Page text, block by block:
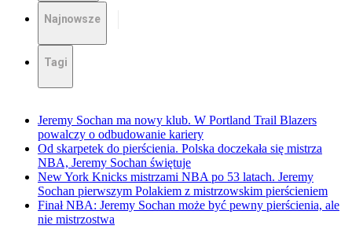
Najnowsze
Tagi
Jeremy Sochan ma nowy klub. W Portland Trail Blazers
powalczy o odbudowanie kariery
Od skarpetek do pierścienia. Polska doczekała się mistrza
NBA, Jeremy Sochan świętuje
New York Knicks mistrzami NBA po 53 latach. Jeremy
Sochan pierwszym Polakiem z mistrzowskim pierścieniem
Finał NBA: Jeremy Sochan może być pewny pierścienia, ale
nie mistrzostwa